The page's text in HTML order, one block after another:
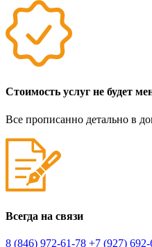
Стоимость услуг не будет
Все прописанно детально в
Всегда на связи
8 (846) 972-61-78 +7 (927)